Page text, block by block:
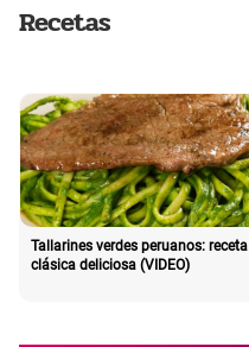
Recetas
Tallarines verdes peruanos: receta
clásica deliciosa (VIDEO)